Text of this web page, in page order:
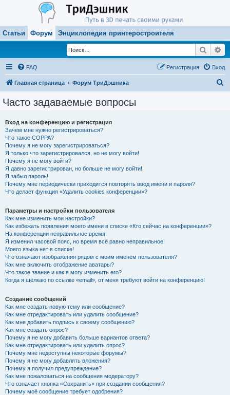
Статьи Форум Энциклопедия принтеростроителя
Поиск
FAQ Вход
Регистрация
Главная страница Форум ТриДэшника
Часто задаваемые вопросы
Вход на конференцию и регистрация
Зачем мне нужно регистрироваться?
Что такое COPPA?
Почему я не могу зарегистрироваться?
Я только что зарегистрировался, но не могу войти!
Почему я не могу войти?
Я давно зарегистрирован, но больше не могу войти!
Я забыл пароль!
Почему мне периодически приходится повторять ввод имени и пароля?
Что делает функция «Удалить cookies конференции»?
Параметры и настройки пользователя
Как мне изменить мои настройки?
Как избежать появления моего имени в списке «Кто сейчас на конференции»?
На конференции неправильное время!
Я изменил часовой пояс, но время всё равно неправильное!
Моего языка нет в списке!
Что означают изображения рядом с моим именем пользователя?
Как мне включить отображение аватары?
Что такое звание и как я могу изменить его?
Когда я щёлкаю по ссылке «email», от меня требуют войти на конференцию!
Создание сообщений
Как мне создать новую тему или сообщение?
Как мне отредактировать или удалить сообщение?
Как мне добавить подпись к своему сообщению?
Как мне создать опрос?
Почему я не могу добавить больше вариантов ответа?
Как мне отредактировать или удалить опрос?
Почему мне недоступны некоторые форумы?
Почему я не могу добавлять вложения?
Почему я получил предупреждение?
Как мне пожаловаться на сообщения модератору?
Что означает кнопка «Сохранить» при создании сообщения?
Почему моё сообщение требует одобрения?